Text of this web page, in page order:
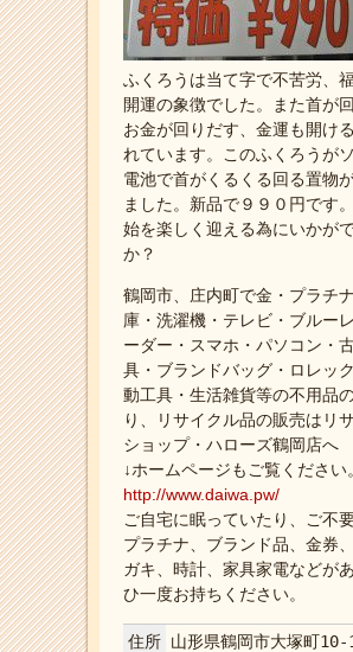
ふくろうは当て字で不苦労、
開運の象徴でした。また首が
お金が回りだす、金運も開け
れています。このふくろうが
電池で首がくるくる回る置物
ました。新品で９９０円です
始を楽しく迎える為にいかが
か？
鶴岡市、庄内町で金・プラチ
庫・洗濯機・テレビ・ブルー
ーダー・スマホ・パソコン・
具・ブランドバッグ・ロレッ
動工具・生活雑貨等の不用品
り、リサイクル品の販売はリ
ショップ・ハローズ鶴岡店へ
↓ホームページもご覧ください
http://www.daiwa.pw/
ご自宅に眠っていたり、ご不要
プラチナ、ブランド品、金券
ガキ、時計、家具家電などが
ひ一度お持ちください。
住所 山形県鶴岡市大塚町10-